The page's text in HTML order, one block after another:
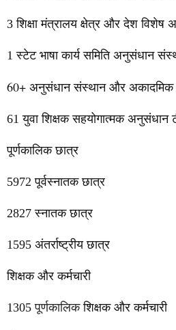
3शिक्षा मंत्रालय क्षेत्र और देश विशेष
1स्टेट भाषा कार्य समिति अनुसंधान
60+ अनुसंधान संस्थान और
61युवा शिक्षकसहयोगात्मक अनुसंधान
पूर्णकालिक छात्र
5972पूर्वस्नातक छात्र
2827स्नातक छात्र
1595 अंतर्राष्ट्रीय छात्र
शिक्षक और कर्मचारी
1305 पूर्णकालिकशिक्षक और कर्मचारी